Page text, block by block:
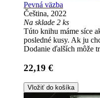
Pevná väzba
Čeština, 2022
Na sklade 2 ks
Túto knihu máme síce
posledné kusy. Ak ju
Dodanie ďalších môže
22,19 €
Vložiť do košíka